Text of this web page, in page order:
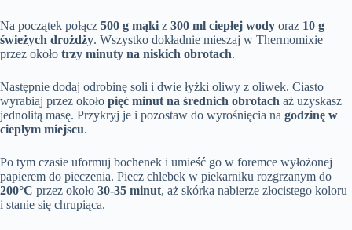
Na początek połącz 500 g mąki z 300 ml ciepłej wody oraz 10 g
świeżych drożdży. Wszystko dokładnie mieszaj w Thermomixie
przez około trzy minuty na niskich obrotach.
Następnie dodaj odrobinę soli i dwie łyżki oliwy z oliwek. Ciasto
wyrabiaj przez około pięć minut na średnich obrotach aż uzyskasz
jednolitą masę. Przykryj je i pozostaw do wyrośnięcia na godzinę w
ciepłym miejscu.
Po tym czasie uformuj bochenek i umieść go w foremce wyłożonej
papierem do pieczenia. Piecz chlebek w piekarniku rozgrzanym do
200°C przez około 30-35 minut, aż skórka nabierze złocistego koloru
i stanie się chrupiąca.